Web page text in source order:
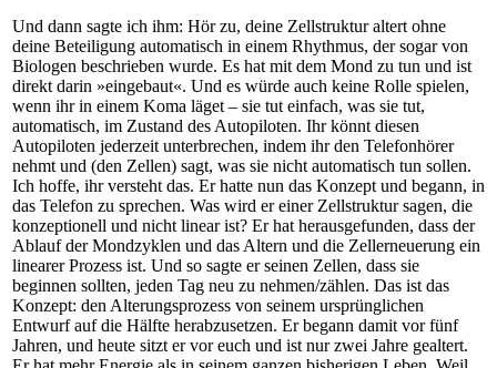
Und dann sagte ich ihm: Hör zu, deine Zellstruktur altert ohne
deine Beteiligung automatisch in einem Rhythmus, der sogar von
Biologen beschrieben wurde. Es hat mit dem Mond zu tun und ist
direkt darin »eingebaut«. Und es würde auch keine Rolle spielen,
wenn ihr in einem Koma läget – sie tut einfach, was sie tut,
automatisch, im Zustand des Autopiloten. Ihr könnt diesen
Autopiloten jederzeit unterbrechen, indem ihr den Telefonhörer
nehmt und (den Zellen) sagt, was sie nicht automatisch tun sollen.
Ich hoffe, ihr versteht das. Er hatte nun das Konzept und begann, in
das Telefon zu sprechen. Was wird er einer Zellstruktur sagen, die
konzeptionell und nicht linear ist? Er hat herausgefunden, dass der
Ablauf der Mondzyklen und das Altern und die Zellerneuerung ein
linearer Prozess ist. Und so sagte er seinen Zellen, dass sie
beginnen sollten, jeden Tag neu zu nehmen/zählen. Das ist das
Konzept: den Alterungsprozess von seinem ursprünglichen
Entwurf auf die Hälfte herabzusetzen. Er begann damit vor fünf
Jahren, und heute sitzt er vor euch und ist nur zwei Jahre gealtert.